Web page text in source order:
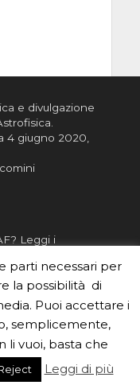
e divulgazione
4 giugno 2020,
Leggi i
per
scrivici a
oppure
parti necessari per
la possibilità di
Puoi accettare i
semplicemente,
li vuoi, basta che
Leggi di più